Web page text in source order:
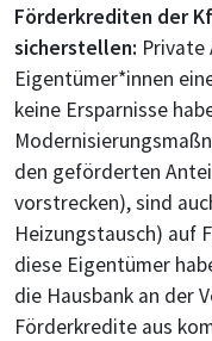
Förderkrediten der
sicherstellen:
Eigentümer*innen
keine Ersparnisse
den geförderten
vorstrecken), sind
Heizungstausch) auf
diese Eigentümer
die Hausbank an der
Förderkredite aus